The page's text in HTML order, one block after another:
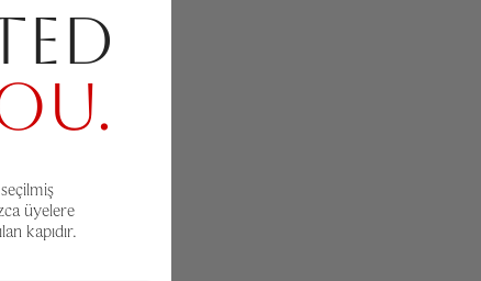
üyelere
kapıdır.